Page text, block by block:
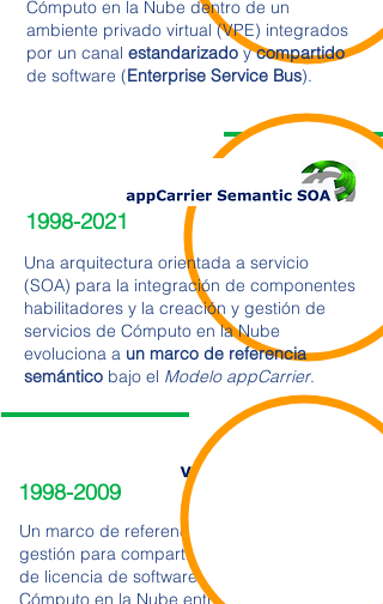
Cómputo en la Nube dentro de un
ambiente privado virtual (VPE) integrados
por un canal estandarizadoycompartido
de software (Enterprise Service Bus).
1998-2021
Una arquitectura orientada a servicio
(SOA) para la integración de componentes
habilitadores y la creación y gestión de
servicios de Cómputo en la Nube
evoluciona a un marco de referencia
semántico bajo el Modelo appCarrier.
1998-2009
Un marco de referencia de integración y
gestión para compartir una sola instancia
de licencia de software por servicios de
Cómputo en la Nube entregados en forma